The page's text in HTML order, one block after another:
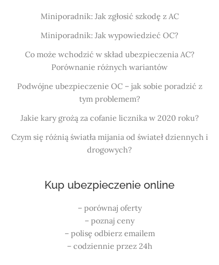
Miniporadnik: Jak zgłosić szkodę z AC
Miniporadnik: Jak wypowiedzieć OC?
Co może wchodzić w skład ubezpieczenia AC?
Porównanie różnych wariantów
Podwójne ubezpieczenie OC – jak sobie poradzić z
tym problemem?
Jakie kary grożą za cofanie licznika w 2020 roku?
Czym się różnią światła mijania od świateł dziennych i
drogowych?
Kup ubezpieczenie online
– porównaj oferty
– poznaj ceny
– polisę odbierz emailem
– codziennie przez 24h